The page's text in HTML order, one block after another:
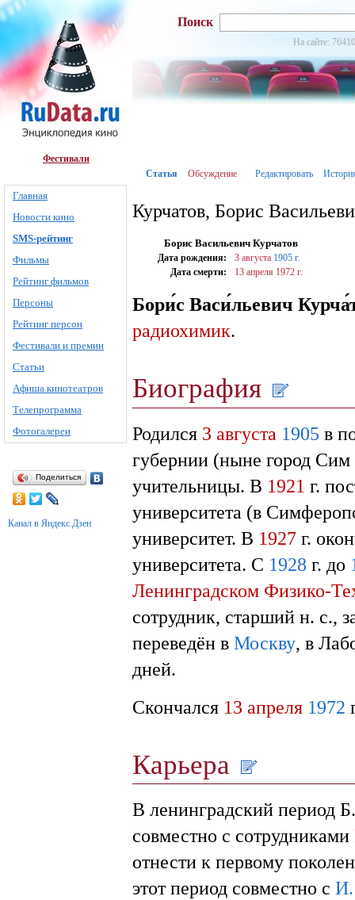
Фестивали
Главная
Новости кино
SMS-рейтинг
Фильмы
Рейтинг фильмов
Персоны
Рейтинг персон
Фестивали и премии
Статьи
Афиша кинотеатров
Телепрограмма
Фотогалереи
Поделиться
Канал в Яндекс.Дзен
Поиск
На сайте:
Статья Обсуждение Редактировать
Курчатов, Борис
Борис Васильевич Курчатов
Дата рождения: 3 августа 1905 г.
Дата смерти:
13 апреля 1972 г.
Бори́с Васи́льевич
радиохимик.
Биография
Родился 3 августа 1905 в
губернии (ныне город Сим
учительницы. В 1921 г.
университета (в
университет. В 1927 г.
университета. С 1928 г. до
Ленинградском Физико-
сотрудник, старший н. с.,
переведён в Москву, в
дней.
Скончался 13 апреля 1972
Карьера
В ленинградский период
совместно с сотрудниками
отнести к первому
этот период совместно с И.